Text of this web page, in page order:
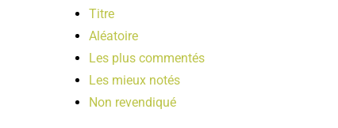
Titre
Aléatoire
Les plus commentés
Les mieux notés
Non revendiqué